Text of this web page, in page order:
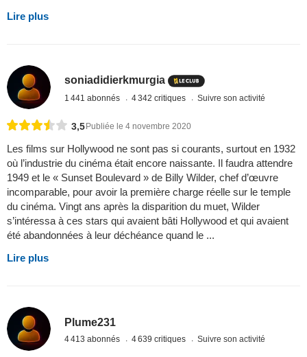
Lire plus
soniadidierkmurgia
1 441 abonnés 4 342 critiques Suivre son activité
3,5Publiée le 4 novembre 2020
Les films sur Hollywood ne sont pas si courants, surtout en 1932
où l’industrie du cinéma était encore naissante. Il faudra attendre
1949 et le « Sunset Boulevard » de Billy Wilder, chef d’œuvre
incomparable, pour avoir la première charge réelle sur le temple
du cinéma. Vingt ans après la disparition du muet, Wilder
s’intéressa à ces stars qui avaient bâti Hollywood et qui avaient
été abandonnées à leur déchéance quand le ...
Lire plus
Plume231
4 413 abonnés 4 639 critiques Suivre son activité